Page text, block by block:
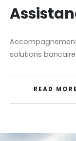
solutions
READ MORE